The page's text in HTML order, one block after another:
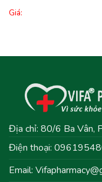
Giá:
Địa chỉ: 80/6 Ba Vân,
Điện thoại:
Email: